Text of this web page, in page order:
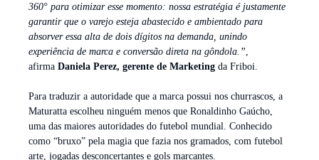
360° para otimizar esse momento: nossa estratégia é justamente
garantir que o varejo esteja abastecido e ambientado para
absorver essa alta de dois dígitos na demanda, unindo
experiência de marca e conversão direta na gôndola.”
afirma Daniela Perez, gerente de Marketing da Friboi.
Para traduzir a autoridade que a marca possui nos churrascos, a
Maturatta escolheu ninguém menos que Ronaldinho Gaúcho,
uma das maiores autoridades do futebol mundial. Conhecido
como “bruxo” pela magia que fazia nos gramados, com futebol
arte, jogadas desconcertantes e gols marcantes.